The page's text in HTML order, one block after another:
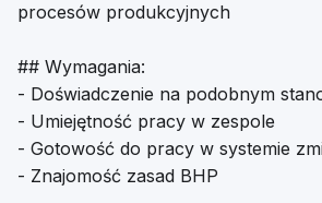
procesów produkcyjnych
## Wymagania:
- Doświadczenie na podobnym
- Umiejętność pracy w zespole
- Gotowość do pracy w systemie
- Znajomość zasad BHP